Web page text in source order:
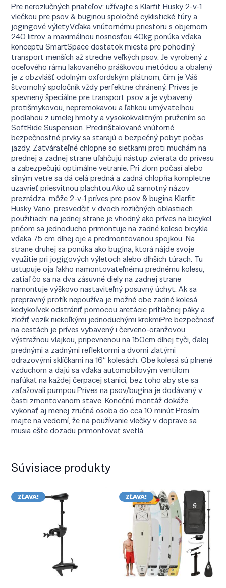
Pre nerozlučných priateľov: užívajte s Klarfit Husky 2-v-1
vlečkou pre psov & buginou spoločné cyklistické túry a
jogingové výlety.Vďaka vnútornému priestoru s objemom
240 litrov a maximálnou nosnosťou 40kg ponúka vďaka
konceptu SmartSpace dostatok miesta pre pohodlný
transport menších až stredne veľkých psov. Je vyrobený z
oceľového rámu lakovaného práškovou metódou a obalený
je z obzvlášť odolným oxfordským plátnom, čím je Váš
štvornohý spoločník vždy perfektne chránený. Príves je
spevnený špeciálne pre transport psov a je vybavený
protišmykovou, nepremokavou a ľahkou umývateľnou
podlahou z umelej hmoty a vysokokvalitným pružením so
SoftRide Suspension. Predinštalované vnútorné
bezpečnostné prvky sa starajú o bezpečný pobyt počas
jazdy. Zatvárateľné chlopne so sieťkami proti muchám na
prednej a zadnej strane uľahčujú nástup zvieraťa do prívesu
a zabezpečujú optimálne vetranie. Pri zlom počasí alebo
silným vetre sa dá celá predná a zadná chlopňa kompletne
uzavrieť priesvitnou plachtou.Ako už samotný názov
prezrádza, môže 2-v-1 príves pre psov & bugina Klarfit
Husky Vario, presvedčiť v dvoch rozličných oblastiach
použitiach: na jednej strane je vhodný ako príves na bicykel,
pričom sa jednoducho primontuje na zadné koleso bicykla
vďaka 75 cm dlhej oje a predmontovanou spojkou. Na
strane druhej sa ponúka ako bugina, ktorá nájde svoje
využitie pri jogigových výletoch alebo dlhších túrach. Tu
ustupuje oja ľakho namontovateľnému prednému kolesu,
zatiaľ čo sa na dva zásuvné diely na zadnej strane
namontuje výškovo nastaviteľný posuvný úchyt. Ak sa
prepravný profík nepoužíva,je možné obe zadné kolesá
kedykoľvek odstrániť pomocou aretácie prítlačnej páky a
zložiť vozík niekoľkými jednoduchými krokmiPre bezpečnosť
na cestách je príves vybavený i červeno-oranžovou
výstražnou vlajkou, pripevnenou na 150cm dlhej tyči, ďalej
prednými a zadnými reflektormi a dvomi zlatými
odrazovými sklíčkami na 16“ kolesách. Obe kolesá sú plnené
vzduchom a dajú sa vďaka automobilovým ventilom
nafúkať na každej čerpacej stanici, bez toho aby ste sa
zaťažovali pumpou.Príves na psov/bugina je dodávaný v
časti zmontovanom stave. Konečnú montáž dokáže
vykonať aj menej zručná osoba do cca 10 minút.Prosím,
majte na vedomí, že na používanie vlečky v doprave sa
musia ešte dozadu primontovať svetlá.
Súvisiace produkty
ZĽAVA! ZĽAVA!